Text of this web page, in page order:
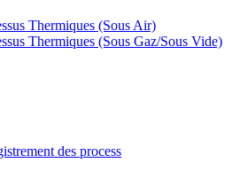
Thermiques (Sous Air)
Thermiques (Sous Gaz/Sous Vide)
des process